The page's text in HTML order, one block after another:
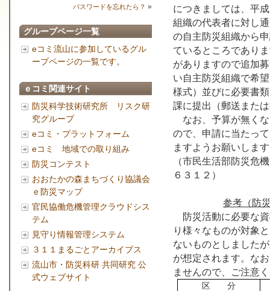
パスワードを忘れたら？ »
グループページ一覧
eコミ流山に参加しているグル
ープページの一覧です。
ｅコミ関連サイト
防災科学技術研究所 リスク研
究グループ
eコミ・プラットフォーム
eコミ 地域での取り組み
防災コンテスト
おおたかの森まちづくり協議会
ｅ防災マップ
官民協働危機管理クラウドシス
テム
見守り情報管理システム
３１１まるごとアーカイブス
流山市・防災科研 共同研究 公
式ウェブサイト
につきましては、平
組織の代表者に対し
の自主防災組織から
ているところであり
がありますので追加
い自主防災組織で希
様式）並びに必要書
課に提出（郵送また
なお、予算が無く
ので、申請に当たっ
ますようお願いしま
（市民生活部防災危
６３１２）
参考（防
防災活動に必要な
り様々なものが対象
ないものとしました
が想定されます。な
ませんので、ご注意
区 分